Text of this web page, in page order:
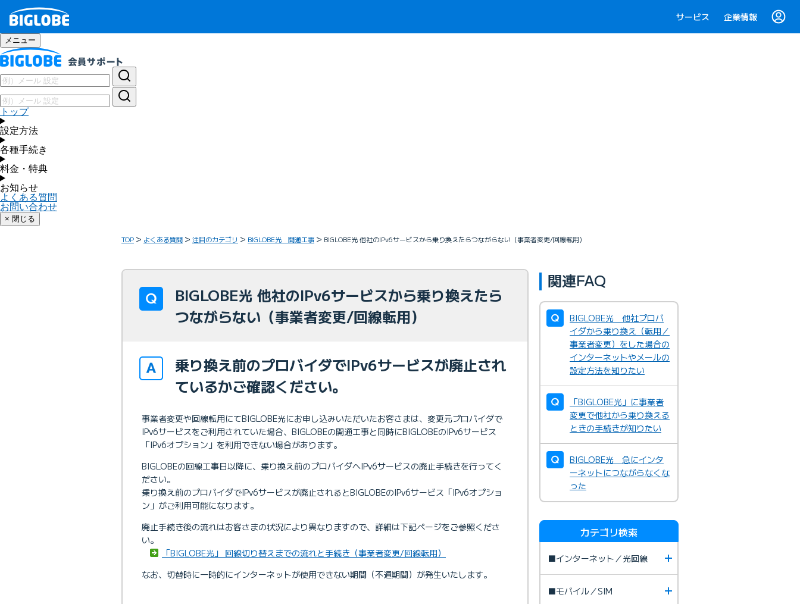
サービス 企業情報
メニュー
トップ
設定方法
各種手続き
料金・特典
お知らせ
よくある質問
お問い合わせ
× 閉じる
TOP よくある質問 注目のカテゴリ BIGLOBE光 開通工事 BIGLOBE光 他社のIPv6サービスから乗り換えたらつながらない（事業者変更/回線転用）
BIGLOBE光 他社のIPv6サービスから乗り換えたら
つながらない（事業者変更/回線転用）
乗り換え前のプロバイダでIPv6サービスが廃止され
ているかご確認ください。
事業者変更や回線転用にてBIGLOBE光にお申し込みいただいたお客さまは、変更元プロバイダで
IPv6サービスをご利用されていた場合、BIGLOBEの開通工事と同時にBIGLOBEのIPv6サービス
「IPv6オプション」を利用できない場合があります。
BIGLOBEの回線工事日以降に、乗り換え前のプロバイダへIPv6サービスの廃止手続きを行ってく
ださい。
乗り換え前のプロバイダでIPv6サービスが廃止されるとBIGLOBEのIPv6サービス「IPv6オプショ
ン」がご利用可能になります。
廃止手続き後の流れはお客さまの状況により異なりますので、詳細は下記ページをご参照くださ
い。
「BIGLOBE光」 回線切り替えまでの流れと手続き（事業者変更/回線転用）
なお、切替時に一時的にインターネットが使用できない期間（不通期間）が発生いたします。
関連FAQ
BIGLOBE光 他社プロバ
イダから乗り換え（転用／
事業者変更）をした場合の
インターネットやメールの
設定方法を知りたい
「BIGLOBE光」に事業者
変更で他社から乗り換える
ときの手続きが知りたい
BIGLOBE光 急にインタ
ーネットにつながらなくな
った
カテゴリ検索
■インターネット／光回線
■モバイル／SIM